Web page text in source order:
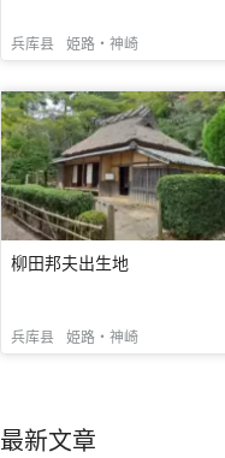
兵库县 姫路・神崎
柳田邦夫出生地
兵库县 姫路・神崎
最新文章